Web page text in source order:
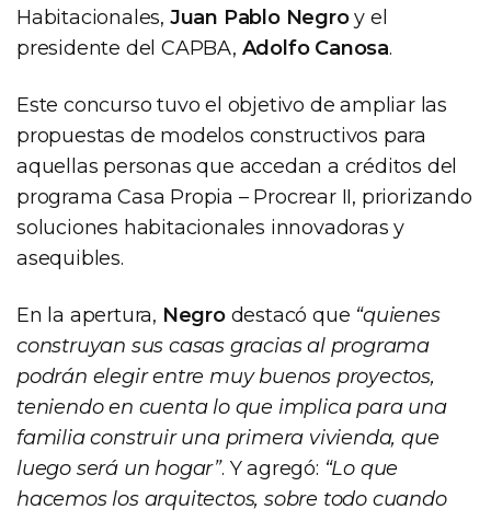
Habitacionales, Juan Pablo Negroy el
presidente del CAPBA, Adolfo Canosa.
Este concurso tuvo el objetivo de ampliar las
propuestas de modelos constructivos para
aquellas personas que accedan a créditos del
programa Casa Propia – Procrear II, priorizando
soluciones habitacionales innovadoras y
asequibles.
En la apertura, Negrodestacó que “quienes
construyan sus casas gracias al programa
podrán elegir entre muy buenos proyectos,
teniendo en cuenta lo que implica para una
familia construir una primera vivienda, que
luego será un hogar”. Y agregó: “Lo que
hacemos los arquitectos, sobre todo cuando